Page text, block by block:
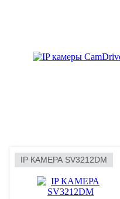
детализацией изображения.
Полноценная система
для квартиры и офиса.
просмотр через Интернет
IP КАМЕРА SV3212DM